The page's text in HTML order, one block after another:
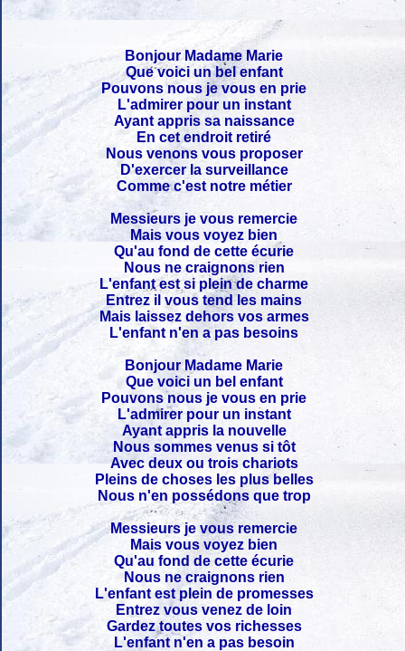
Bonjour Madame Marie
Que voici un bel enfant
Pouvons nous je vous en prie
L'admirer pour un instant
Ayant appris sa naissance
En cet endroit retiré
Nous venons vous proposer
D'exercer la surveillance
Comme c'est notre métier
Messieurs je vous remercie
Mais vous voyez bien
Qu'au fond de cette écurie
Nous ne craignons rien
L'enfant est si plein de charme
Entrez il vous tend les mains
Mais laissez dehors vos armes
L'enfant n'en a pas besoins
Bonjour Madame Marie
Que voici un bel enfant
Pouvons nous je vous en prie
L'admirer pour un instant
Ayant appris la nouvelle
Nous sommes venus si tôt
Avec deux ou trois chariots
Pleins de choses les plus belles
Nous n'en possédons que trop
Messieurs je vous remercie
Mais vous voyez bien
Qu'au fond de cette écurie
Nous ne craignons rien
L'enfant est plein de promesses
Entrez vous venez de loin
Gardez toutes vos richesses
L'enfant n'en a pas besoin